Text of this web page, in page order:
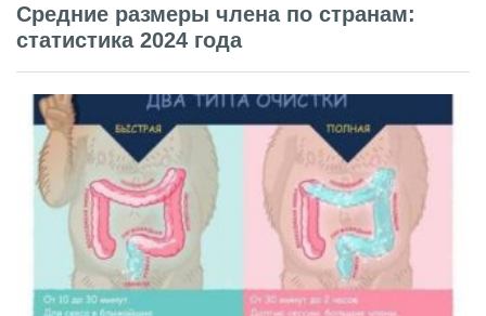
Средние размеры члена по странам:
статистика 2024 года